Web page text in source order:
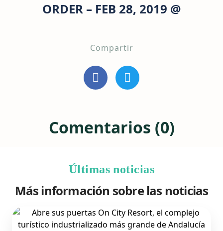
ORDER – FEB 28, 2019 @
Compartir
Comentarios (0)
Últimas noticias
Más información sobre las noticias